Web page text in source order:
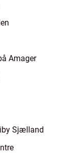
Amager
Sjælland